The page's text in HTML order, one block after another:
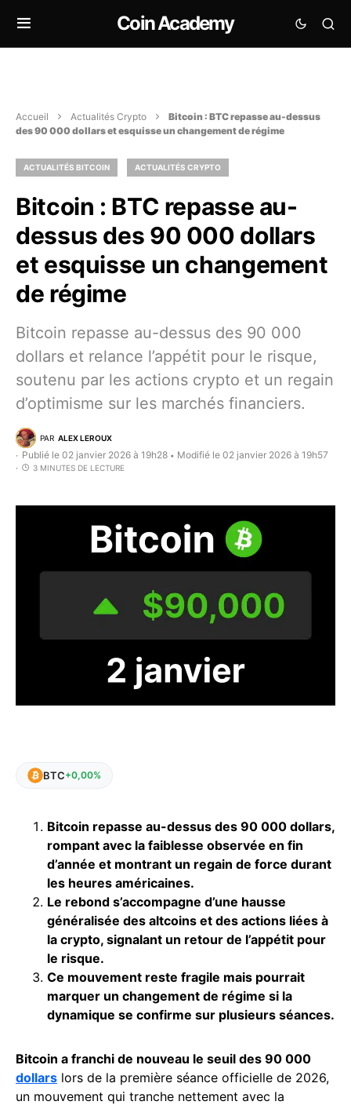
Coin Academy
Accueil Actualités Crypto
Bitcoin : BTC repasse au-dessus
des 90 000 dollars et esquisse un changement de régime
ACTUALITÉS BITCOIN ACTUALITÉS CRYPTO
Bitcoin : BTC repasse au-
dessus des 90 000 dollars
et esquisse un changement
de régime
Bitcoin repasse au-dessus des 90 000
dollars et relance l’appétit pour le risque,
soutenu par les actions crypto et un regain
d’optimisme sur les marchés financiers.
PAR ALEX LEROUX
Publié le 02 janvier 2026 à 19h28 • Modifié le 02 janvier 2026 à 19h57
3 MINUTES DE LECTURE
BTC+0,00%
Bitcoin repasse au-dessus des 90 000 dollars,
rompant avec la faiblesse observée en fin
d’année et montrant un regain de force durant
les heures américaines.
Le rebond s’accompagne d’une hausse
généralisée des altcoins et des actions liées à
la crypto, signalant un retour de l’appétit pour
le risque.
Ce mouvement reste fragile mais pourrait
marquer un changement de régime si la
dynamique se confirme sur plusieurs séances.
Bitcoin a franchi de nouveau le seuil des 90 000
dollars lors de la première séance officielle de 2026,
un mouvement qui tranche nettement avec la